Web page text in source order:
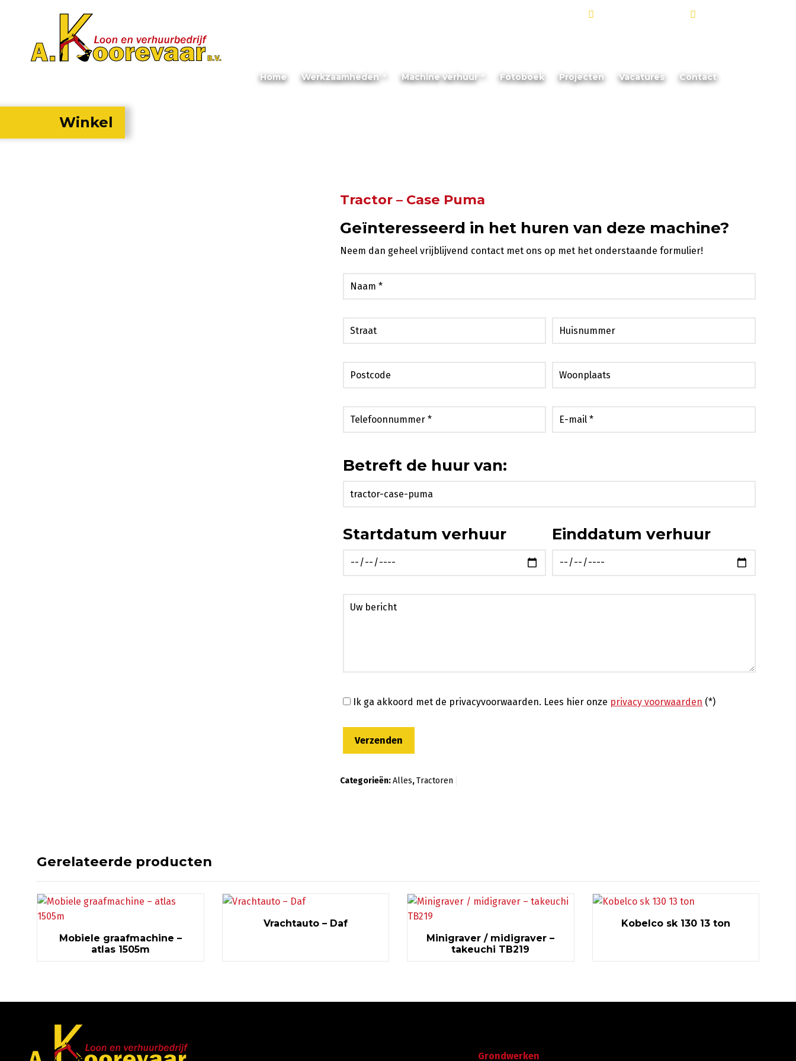
Home Werkzaamheden Machine verhuur Fotoboek Projecten Vacatures Contact
Winkel
Tractor – Case Puma
Geïnteresseerd in het huren van deze machine?
Neem dan geheel vrijblijvend contact met ons op met het onderstaande formulier!
Betreft de huur van:
Startdatum verhuur Einddatum verhuur
Ik ga akkoord met de privacyvoorwaarden. Lees hier onze privacy voorwaarden (*)
Categorieën:Alles,Tractoren
Gerelateerde producten
Mobiele graafmachine –
atlas 1505m
Vrachtauto – Daf
Minigraver / midigraver –
takeuchi TB219
Kobelco sk 130 13 ton
Grondwerken